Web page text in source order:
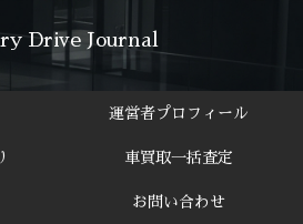
Drive Journal
運営者プロフィール
車買取一括査定
お問い合わせ